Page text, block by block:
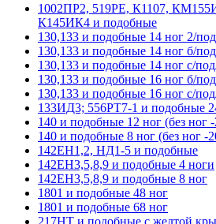
1002ПР2, 519РЕ, К1107,
К145ИК4 и подобные
130,133 и подобные 14 ног 2/
130,133 и подобные 14 ног б/
130,133 и подобные 14 ног с/
130,133 и подобные 16 ног б/
130,133 и подобные 16 ног с/
133ИД3; 556РТ7-1 и подобные
140 и подобные 12 ног (без ног
140 и подобные 8 ног (без ног -
142ЕН1,2, НД1-5 и подобные
142ЕН3,5,8,9 и подобные 4 ноги
142ЕН3,5,8,9 и подобные 8 ног
1801 и подобные 48 ног
1801 и подобные 68 ног
217НТ и подобные с желтой